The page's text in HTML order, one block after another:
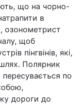
що на чорно-
в
озонометрист
щоб
пінгвінів, які,
Полярник
пересувається по
дороги до